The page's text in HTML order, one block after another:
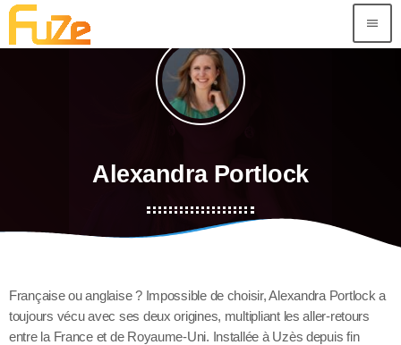
menu
Alexandra Portlock
Française ou anglaise ? Impossible de choisir, Alexandra Portlock a
toujours vécu avec ses deux origines, multipliant les aller-retours
entre la France et de Royaume-Uni. Installée à Uzès depuis fin